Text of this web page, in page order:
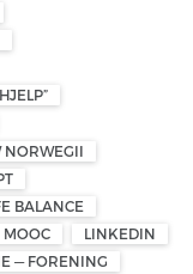
NORWEGII
BALANCE
MOOC
LINKEDIN
— FORENING